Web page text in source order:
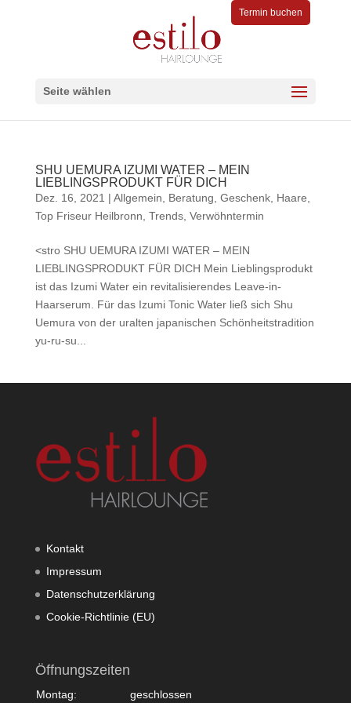
Termin buchen
Seite wählen
SHU UEMURA IZUMI WATER – MEIN
LIEBLINGSPRODUKT FÜR DICH
Dez. 16, 2021 | Allgemein Beratung Geschenk, Haare
Top Friseur Heilbronn Trends, Verwöhntermin
<stro SHU UEMURA IZUMI WATER – MEIN
LIEBLINGSPRODUKT FÜR DICH Mein Lieblingsprodukt
ist das Izumi Water ein revitalisierendes Leave-in-
Haarserum. Für das Izumi Tonic Water ließ sich Shu
Uemura von der uralten japanischen Schönheitstradition
yu-ru-su...
Kontakt
Impressum
Datenschutzerklärung
Cookie-Richtlinie (EU)
Öffnungszeiten
Montag: geschlossen